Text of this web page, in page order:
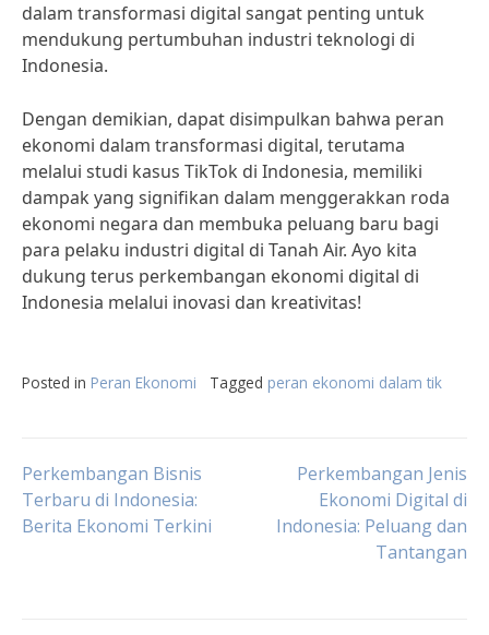
dalam transformasi digital sangat penting untuk
mendukung pertumbuhan industri teknologi di
Indonesia.
Dengan demikian, dapat disimpulkan bahwa peran
ekonomi dalam transformasi digital, terutama
melalui studi kasus TikTok di Indonesia, memiliki
dampak yang signifikan dalam menggerakkan roda
ekonomi negara dan membuka peluang baru bagi
para pelaku industri digital di Tanah Air. Ayo kita
dukung terus perkembangan ekonomi digital di
Indonesia melalui inovasi dan kreativitas!
Posted in Peran Ekonomi Tagged peran ekonomi dalam tik
Post
navigation
Perkembangan Bisnis
Terbaru di Indonesia:
Berita Ekonomi Terkini
Perkembangan Jenis
Ekonomi Digital di
Indonesia: Peluang dan
Tantangan